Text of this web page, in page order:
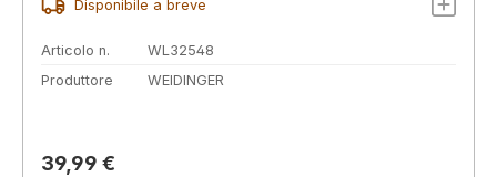
Disponibile a breve
Articolo n.
WL32548
Produttore
WEIDINGER
Prezzo normale:
39,99 €